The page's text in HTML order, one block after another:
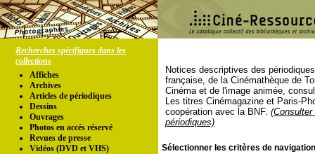
Recherches spécifiques dans les
collections
Affiches
Archives
Articles de périodiques
Dessins
Ouvrages
Photos en accés réservé
Revues de presse
Vidéos (DVD et VHS)
Notices descriptives des
française, de la Cinémathèque de
Cinéma et de l'image animée,
Les titres Cinémagazine et Paris-
coopération avec la BNF.
périodiques)
Sélectionner les critères de